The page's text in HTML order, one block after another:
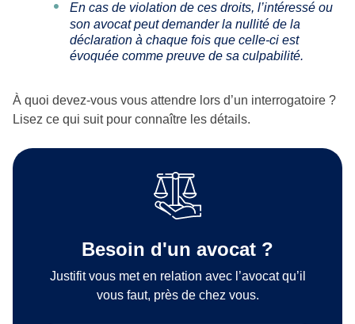
En cas de violation de ces droits, l’intéressé ou
son avocat peut demander la nullité de la
déclaration à chaque fois que celle-ci est
évoquée comme preuve de sa culpabilité.
À quoi devez-vous vous attendre lors d’un interrogatoire ?
Lisez ce qui suit pour connaître les détails.
Besoin d'un avocat ?
Justifit vous met en relation avec l’avocat qu’il
vous faut, près de chez vous.